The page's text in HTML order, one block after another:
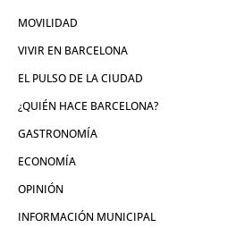
MOVILIDAD
VIVIR EN BARCELONA
EL PULSO DE LA CIUDAD
¿QUIÉN HACE BARCELONA?
GASTRONOMÍA
ECONOMÍA
OPINIÓN
INFORMACIÓN MUNICIPAL